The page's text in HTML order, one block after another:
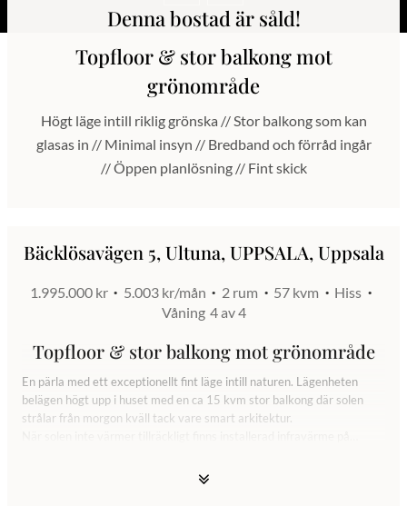
Denna bostad är såld!
Topfloor & stor balkong mot
grönområde
Högt läge intill riklig grönska // Stor balkong som kan
glasas in // Minimal insyn // Bredband och förråd ingår
// Öppen planlösning // Fint skick
Bäcklösavägen 5, Ultuna, UPPSALA, Uppsala
1.995.000 kr 5.003 kr/mån 2 rum 57 kvm
Hiss
Våning 4 av 4
Topfloor & stor balkong mot grönområde
En pärla med ett exceptionellt fint läge intill naturen. Lägenheten
belägen högt upp i huset med en ca 15 kvm stor balkong där solen
strålar från morgon kväll tack vare smart arkitektur.
perfekt anslutning en öppen planlösning med stora sällskapsytor och